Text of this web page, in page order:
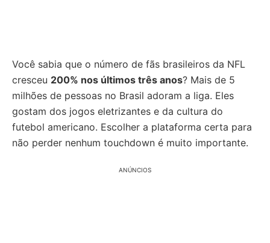
Você sabia que o número de fãs brasileiros da NFL
cresceu 200% nos últimos três anos? Mais de 5
milhões de pessoas no Brasil adoram a liga. Eles
gostam dos jogos eletrizantes e da cultura do
futebol americano. Escolher a plataforma certa para
não perder nenhum touchdown é muito importante.
ANÚNCIOS